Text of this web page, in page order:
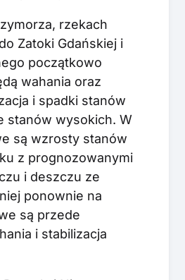
rzekach
Zatoki Gdańskiej i
początkowo
wahania oraz
i spadki stanów
stanów wysokich. W
są wzrosty stanów
z prognozowanymi
i deszczu ze
ponownie na
są przede
i stabilizacja